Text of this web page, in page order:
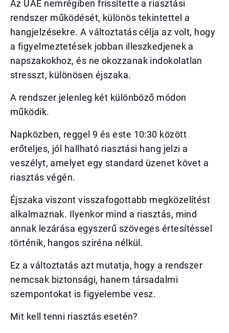
Az UAE nemrégiben frissítette a riasztási
rendszer működését, különös tekintettel a
hangjelzésekre. A változtatás célja az volt, hogy
a figyelmeztetések jobban illeszkedjenek a
napszakokhoz, és ne okozzanak indokolatlan
stresszt, különösen éjszaka.
A rendszer jelenleg két különböző módon
működik.
Napközben, reggel 9 és este 10:30 között
erőteljes, jól hallható riasztási hang jelzi a
veszélyt, amelyet egy standard üzenet követ a
riasztás végén.
Éjszaka viszont visszafogottabb megközelítést
alkalmaznak. Ilyenkor mind a riasztás, mind
annak lezárása egyszerű szöveges értesítéssel
történik, hangos sziréna nélkül.
Ez a változtatás azt mutatja, hogy a rendszer
nemcsak biztonsági, hanem társadalmi
szempontokat is figyelembe vesz.
Mit kell tenni riasztás esetén?